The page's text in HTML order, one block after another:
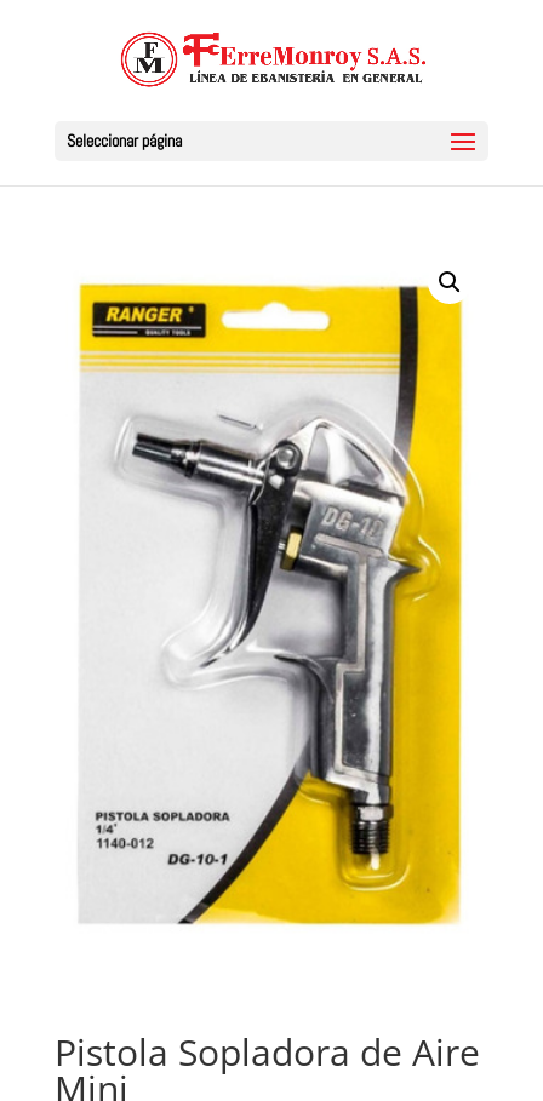
Seleccionar página
Pistola Sopladora de Aire
Mini